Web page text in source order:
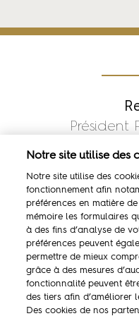
Président
La marque
Ambassadeurs
Notre site utilise des
Notre site utilise des
fonctionnement afin
préférences en matière
mémoire les formulaires
à des fins d’analyse de
préférences peuvent
permettre de mieux
grâce à des mesures
fonctionnalité peuvent
des tiers afin d’améliorer
Des cookies de nos